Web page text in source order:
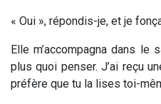
« Oui », répondis-je, et je
Elle m’accompagna dans
plus quoi penser. J’ai reçu
préfère que tu la lises toi-